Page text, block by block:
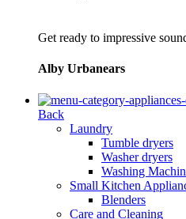
Get ready to impressive
Alby Urbanears
Back
Laundry
Tumble dryers
Washer dryers
Washing
Small Kitchen
Blenders
Care and Cleaning